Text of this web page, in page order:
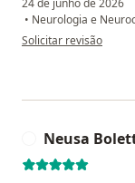
• Neurologia e
na opinião do
Solicitar revisão
Neusa